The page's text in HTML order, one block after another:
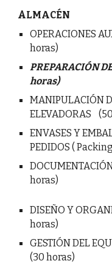
ALMACÉN
OPERACIONES
horas)
PREPARACIÓN
horas)
MANIPULACIÓN
ELEVADORAS
ENVASES Y
PEDIDOS (
horas)
DISEÑO Y
horas)
GESTIÓN DEL
(30 horas)